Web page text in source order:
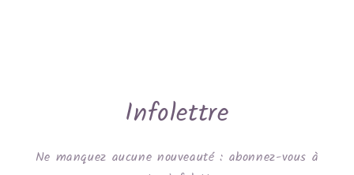
Infolettre
Ne manquez aucune nouveauté : abonnez-vous à